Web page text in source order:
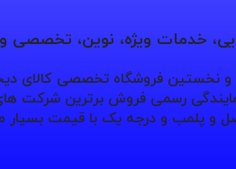
خدمات ویژه، نوین، تخصصی
و نخستین فروشگاه تخصصی کالای
رسمی فروش برترین شرکت های
و پلمب و درجه یک با قیمت بسیار